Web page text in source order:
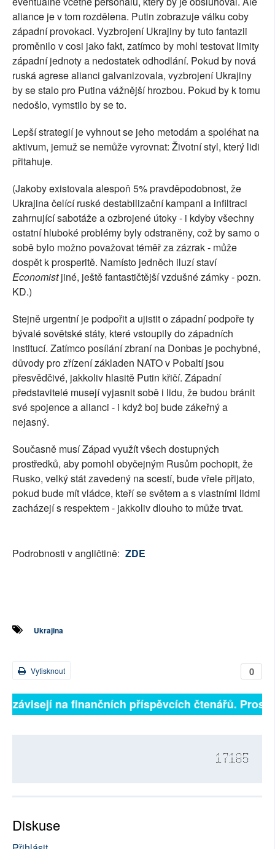
aliance je v tom rozdělena. Putin zobrazuje válku coby
západní provokaci. Vyzbrojení Ukrajiny by tuto fantazii
proměnilo v cosi jako fakt, zatímco by mohl testovat limity
západní jednoty a nedostatek odhodlání. Pokud by nová
ruská agrese alianci galvanizovala, vyzbrojení Ukrajiny
by se stalo pro Putina vážnější hrozbou. Pokud by k tomu
nedošlo, vymstilo by se to.
Lepší strategií je vyhnout se jeho metodám a spoléhat na
aktivum, jemuž se nemůže vyrovnat: Životní styl, který lidi
přitahuje.
(Jakoby existovala alespoň 5% pravděpodobnost, že
Ukrajina čelící ruské destabilizační kampani a infiltraci
zahrnující sabotáže a ozbrojené útoky - i kdyby všechny
ostatní hluboké problémy byly odstraněny, což by samo o
sobě bylo možno považovat téměř za zázrak - může
dospět k prosperitě. Namísto jedněch iluzí staví
Economistjiné, ještě fantastičtější vzdušné zámky - pozn.
KD.)
Stejně urgentní je podpořit a ujistit o západní podpoře ty
bývalé sovětské státy, které vstoupily do západních
institucí. Zatímco posílání zbraní na Donbas je pochybné,
důvody pro zřízení základen NATO v Pobaltí jsou
přesvědčivé, jakkoliv hlasitě Putin křičí. Západní
představitelé musejí vyjasnit sobě i lidu, že budou bránit
své spojence a alianci - i když boj bude zákeřný a
nejasný.
Současně musí Západ využít všech dostupných
prostředků, aby pomohl obyčejným Rusům pochopit, že
Rusko, velký stát zavedený na scestí, bude vřele přijato,
pokud bude mít vládce, kteří se světem a s vlastními lidmi
zacházejí s respektem - jakkoliv dlouho to může trvat.
Podrobnosti v angličtině: ZDE
Ukrajina
0
Vytisknout
závisejí na finančních příspěvcích čtenářů.
17185
Diskuse